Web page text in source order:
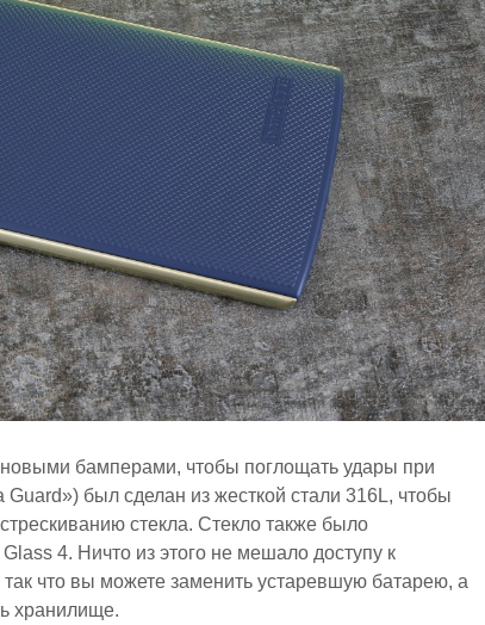
бамперами, чтобы поглощать удары при
был сделан из жесткой стали 316L, чтобы
стекла. Стекло также было
4. Ничто из этого не мешало доступу к
что вы можете заменить устаревшую батарею, а
хранилище.